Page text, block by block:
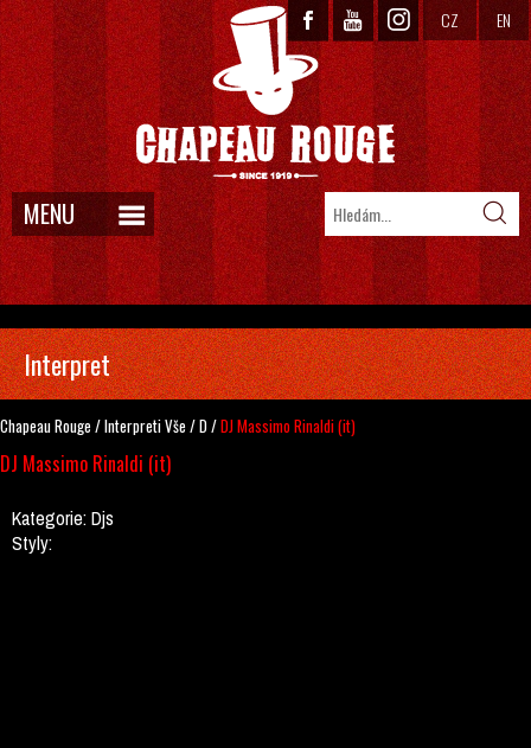
CZ EN
MENU
Interpret
Chapeau Rouge /InterpretiVše /D/DJ Massimo Rinaldi (it)
DJ Massimo Rinaldi (it)
Kategorie:Djs
Styly: